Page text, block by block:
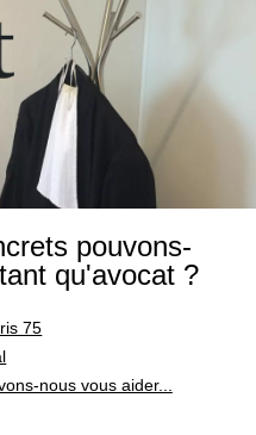
pouvons-
qu'avocat ?
75
nous vous aider...